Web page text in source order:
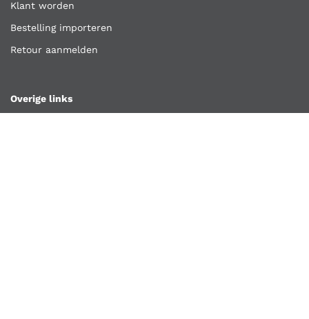
Klant worden
Bestelling importeren
Retour aanmelden
Overige links